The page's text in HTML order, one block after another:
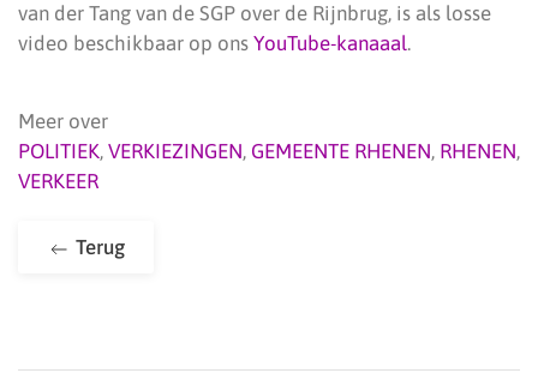
van der Tang van de SGP over de Rijnbrug, is als losse
video beschikbaar op ons YouTube-kanaaal.
Meer over
POLITIEK, VERKIEZINGEN, GEMEENTE RHENEN, RHENEN,
VERKEER
Terug